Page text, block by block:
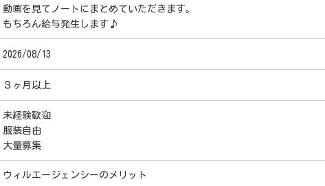
動画を見てノートにまとめていただきます。
もちろん給与発生します♪
2026/08/13
３ヶ月以上
未経験歓迎
服装自由
大量募集
ウィルエージェンシーのメリット